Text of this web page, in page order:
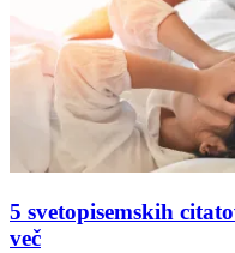
5 svetopisemskih
več